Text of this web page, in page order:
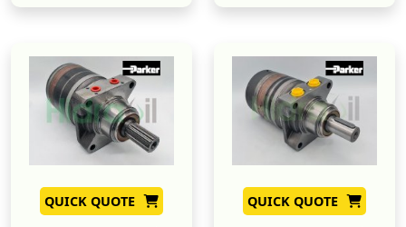
QUICK QUOTE QUICK QUOTE